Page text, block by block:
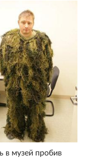
в музей пробив